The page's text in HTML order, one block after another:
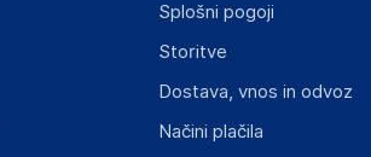
v EU, ki zagotavlja skladnost
Splošni pogoji
Storitve
Dostava, vnos in odvoz
Načini plačila